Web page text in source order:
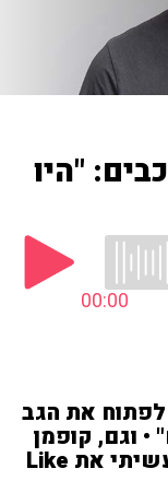
"היו
00:00
לפתוח את הגב
• וגם, קופמן
מתוודה: "הלכתי פעם עם פאה ועשיתי את Like